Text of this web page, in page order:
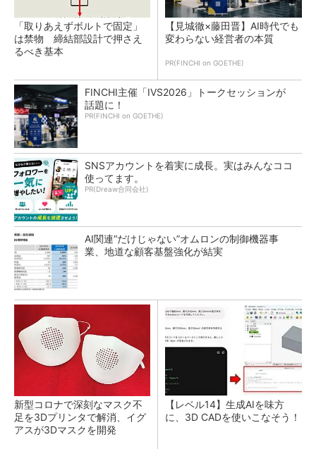
「取りあえずボルトで固定」
は禁物 締結部設計で押さえ
るべき基本
【見城徹×藤田晋】AI時代でも
変わらない経営者の本質
PR(FINCHI on GOETHE)
FINCHI主催「IVS2026」トークセッションが
話題に！
PR(FINCHI on GOETHE)
SNSアカウントを着実に成長。実はみんなココ
使ってます。
PR(Dreaw合同会社)
AI関連“だけじゃない”オムロンの制御機器事
業、地道な顧客基盤強化が結実
新型コロナで深刻なマスク不
足を3Dプリンタで解消、イグ
アスが3Dマスクを開発
【レベル14】生成AIを味方
に、3D CADを使いこなそう！